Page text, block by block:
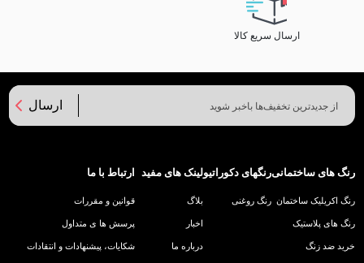
ارسال سریع کالا
ارسال
رنگ های ساختمانی
رنگ اکریلیک ساختمان
رنگ های پلاستیک
خرید ضد زنگ
رنگهای دکوراتیو
رنگ روغنی
لینک های مفید
بلاگ
اخبار
درباره ما
ارتباط با ما
قوانین و مقررات
پرسش ها ی متداول
شکایات، پیشنهادات و انتقادات